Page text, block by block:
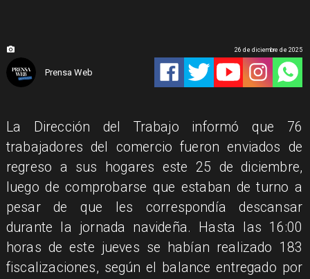
Prensa Web
26 de diciembre de 2025
La Dirección del Trabajo informó que 76
trabajadores del comercio fueron enviados de
regreso a sus hogares este 25 de diciembre,
luego de comprobarse que estaban de turno a
pesar de que les correspondía descansar
durante la jornada navideña. Hasta las 16:00
horas de este jueves se habían realizado 183
fiscalizaciones, según el balance entregado por